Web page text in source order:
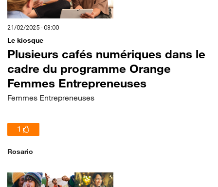
21/02/2025 - 08:00
Le kiosque
Plusieurs cafés numériques dans le
cadre du programme Orange
Femmes Entrepreneuses
Femmes Entrepreneuses
1
Rosario